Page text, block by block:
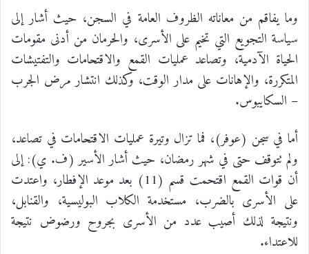
وما يفاقم من معاناته الظروف العامة في السجن، حيث أشار إلى
سياسة التجويع التي تخيم على الأسرى، والحرمان من أدنى مقومات
الحياة الآدمية، وتصاعد عمليات القمع والاقتحامات والتفتيشات
المتكررة، والإهانات على مدار الوقت، وكذلك انتشار مرض الجرب
– السكايبوس.
أما في سجن (عوفر)، فما تزال وتيرة عمليات الاقتحامات في تصاعد،
ولم تتوقف حتى في شهر رمضان، حيث أشار الأسير (ف. ي): إلى
أن قوات القمع اقتحمت قسم (11) بعد موعد الإفطار، واعتدت
على الأسرى بالضرب، مستخدمة الكلاب البوليسية، والقنابل،
ونتيجة لذلك أصيب عدد من الأسرى بجروح ورضوض نتيجة
للاعتداء.